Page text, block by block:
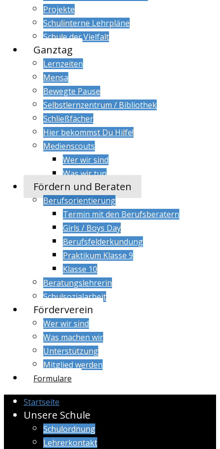
Projekte
Schulinterne Lehrpläne
Schule der Vielfalt
Ganztag
Lernzeiten
Mensa
Bewegte Pause
Selbstlernzentrum / Bibliothek
Schließfächer
Hier bekommst Du Hilfe!
Medienscouts
Wer wir sind
Was wir tun
Fördern und Beraten
Berufsorientierung
Termin mit den Berufsberatern
Girls / Boys Day
Berufsfelderkundung
Praktikum Klasse 9
Klasse 10
Beratungslehrerin
Schulsozialarbeit
Förderverein
Wer wir sind
Was machen wir
Unterstützung
Mitglied werden
Formulare
Startseite
Unsere Schule
Schulordnung
Lehrerkontakt